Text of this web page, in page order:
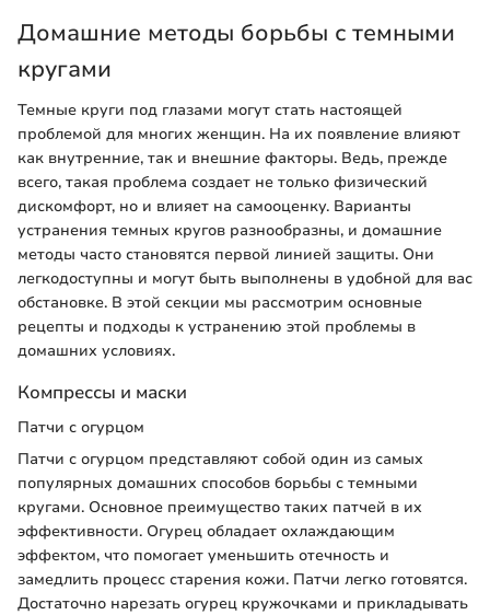
Домашние методы борьбы с темными
кругами
Темные круги под глазами могут стать настоящей
проблемой для многих женщин. На их появление влияют
как внутренние, так и внешние факторы. Ведь, прежде
всего, такая проблема создает не только физический
дискомфорт, но и влияет на самооценку. Варианты
устранения темных кругов разнообразны, и домашние
методы часто становятся первой линией защиты. Они
легкодоступны и могут быть выполнены в удобной для вас
обстановке. В этой секции мы рассмотрим основные
рецепты и подходы к устранению этой проблемы в
домашних условиях.
Компрессы и маски
Патчи с огурцом
Патчи с огурцом представляют собой один из самых
популярных домашних способов борьбы с темными
кругами. Основное преимущество таких патчей в их
эффективности. Огурец обладает охлаждающим
эффектом, что помогает уменьшить отечность и
замедлить процесс старения кожи. Патчи легко готовятся.
Достаточно нарезать огурец кружочками и прикладывать